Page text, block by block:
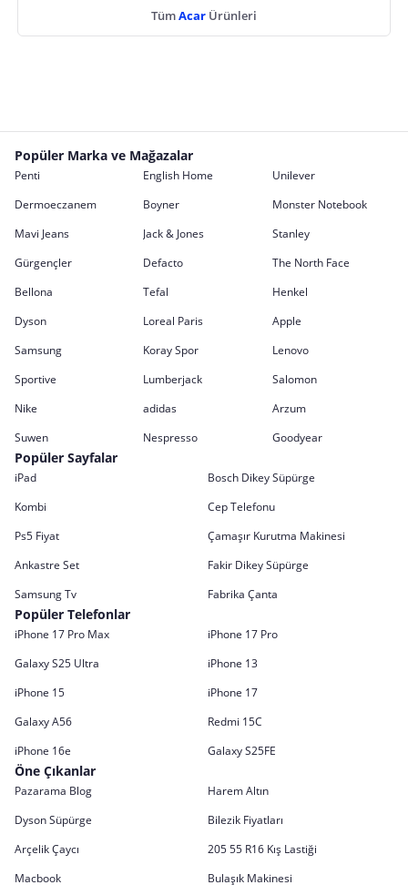
TümAcar Ürünleri
Popüler Marka ve Mağazalar
Penti English Home
Unilever
Dermoeczanem
Boyner
Monster Notebook
Mavi Jeans
Jack & Jones
Stanley
Gürgençler
Defacto
The North Face
Bellona
Tefal
Henkel
Dyson
Loreal Paris
Apple
Samsung
Koray Spor
Lenovo
Sportive
Lumberjack
Salomon
Nike
adidas
Arzum
Suwen
Nespresso Goodyear
Popüler Sayfalar
iPad
Bosch Dikey Süpürge
Kombi
Cep Telefonu
Ps5 Fiyat
Çamaşır Kurutma Makinesi
Ankastre Set
Fakir Dikey Süpürge
Samsung Tv
Fabrika Çanta
Popüler Telefonlar
iPhone 17 Pro Max
iPhone 17 Pro
Galaxy S25 Ultra
iPhone 13
iPhone 15
iPhone 17
Galaxy A56
Redmi 15C
iPhone 16e
Galaxy S25FE
Öne Çıkanlar
Pazarama Blog
Harem Altın
Dyson Süpürge
Bilezik Fiyatları
Arçelik Çaycı
205 55 R16 Kış Lastiği
Macbook
Bulaşık Makinesi